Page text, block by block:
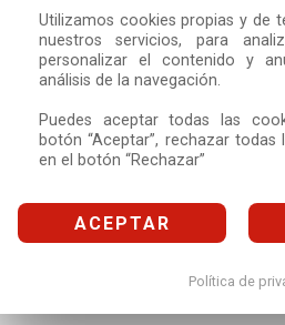
Utilizamos cookies propias y de
nuestros servicios, para
personalizar el contenido y
análisis de la navegación.
Puedes aceptar todas las
botón “Aceptar”, rechazar todas
en el botón “Rechazar”
ACEPTAR
Política de